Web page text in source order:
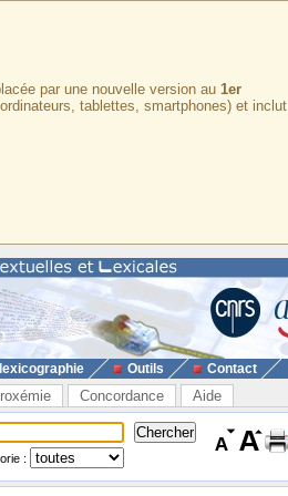
par une nouvelle version au 1er
tablettes, smartphones) et inclut
Outils Contact
Concordance Aide
: